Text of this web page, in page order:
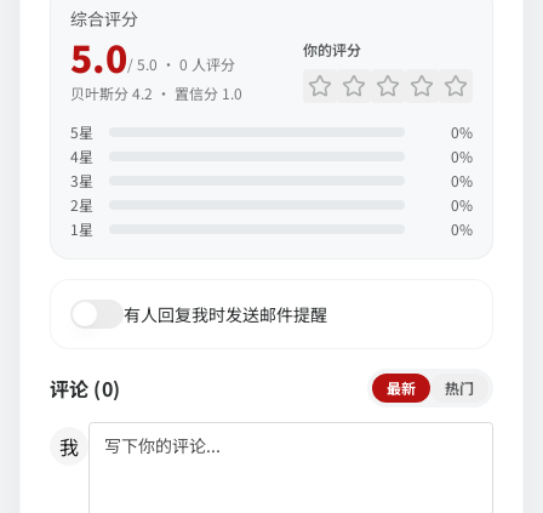
综合评分
5.0/ 5.0 · 0 人评分
贝叶斯分4.2 · 置信分 1.0
你的评分
5星 0%
4星 0%
3星 0%
2星 0%
1 星 0%
有人回复我时发送邮件提醒
评论 (0) 最新 热门
我